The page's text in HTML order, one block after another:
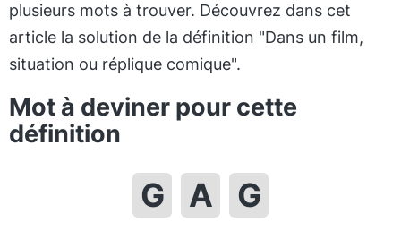
plusieurs mots à trouver. Découvrez dans cet
article la solution de la définition "Dans un film,
situation ou réplique comique".
Mot à deviner pour cette
définition
G A G